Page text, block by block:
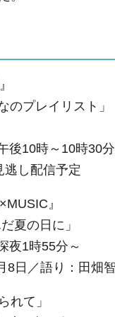
のプレイリスト」
後10時～10時30分
し配信予定
』
夏の日に」
夜1時55分～
8日／語り：田畑
れて」